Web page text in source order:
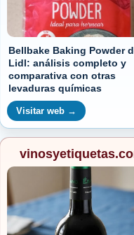
Bellbake Baking Powder
Lidl: análisis completo y
comparativa con otras
levaduras químicas
Visitar web →